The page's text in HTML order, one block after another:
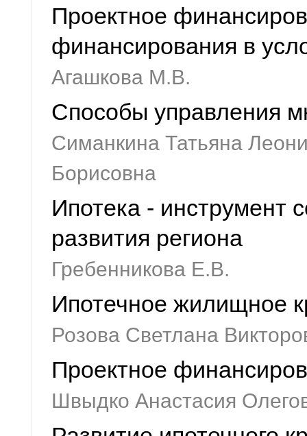
Проектное
финансирования в
Агашкова М.В.
Способы управления
Симанкина Татьяна
Борисовна
Ипотека - инструмент
развития региона
Гребенникова Е.В.
Ипотечное жилищное
Розова Светлана
Проектное
Швыдко Анастасия